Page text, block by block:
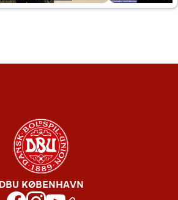
DBU KØBENHAVN